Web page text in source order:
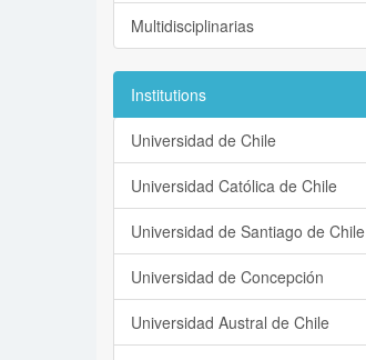
Multidisciplinarias
Institutions
Universidad de Chile
Universidad Católica de Chile
Universidad de Santiago de Chile
Universidad de Concepción
Universidad Austral de Chile